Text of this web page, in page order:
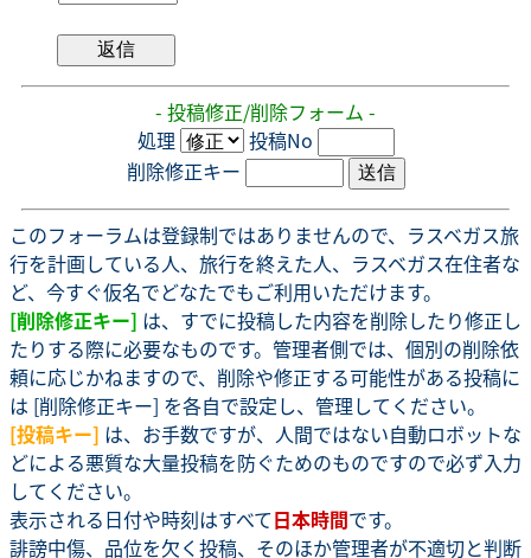
- 投稿修正/削除フォーム -
処理
投稿No
削除修正キー
このフォーラムは登録制ではありませんので、ラスベガス旅
行を計画している人、旅行を終えた人、ラスベガス在住者な
ど、今すぐ仮名でどなたでもご利用いただけます。
[削除修正キー] は、すでに投稿した内容を削除したり修正し
たりする際に必要なものです。管理者側では、個別の削除依
頼に応じかねますので、削除や修正する可能性がある投稿に
は [削除修正キー] を各自で設定し、管理してください。
[投稿キー] は、お手数ですが、人間ではない自動ロボットな
どによる悪質な大量投稿を防ぐためのものですので必ず入力
してください。
表示される日付や時刻はすべて日本時間です。
誹謗中傷、品位を欠く投稿、そのほか管理者が不適切と判断